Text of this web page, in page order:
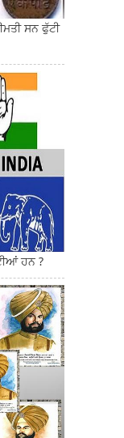
ਸਨ ਫੁੱਟੀ
ਹਨ ?